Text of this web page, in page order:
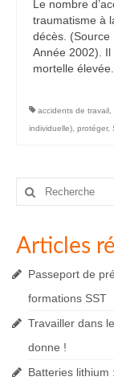
Le nombre
traumatisme à
décès. (Source
Année 2002). Il
mortelle
accidents de travail
individuelle) protéger,
Rechercher
Articles
Passeport de
formations SST
Travailler dans
donne !
Batteries